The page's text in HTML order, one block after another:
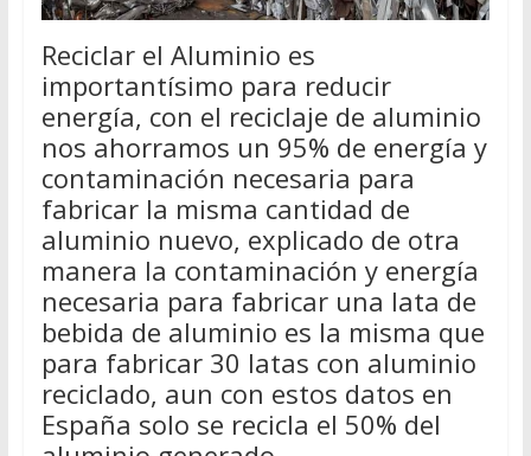
Reciclar el Aluminio es
importantísimo para reducir
energía, con el reciclaje de aluminio
nos ahorramos un 95% de energía y
contaminación necesaria para
fabricar la misma cantidad de
aluminio nuevo, explicado de otra
manera la contaminación y energía
necesaria para fabricar una lata de
bebida de aluminio es la misma que
para fabricar 30 latas con aluminio
reciclado, aun con estos datos en
España solo se recicla el 50% del